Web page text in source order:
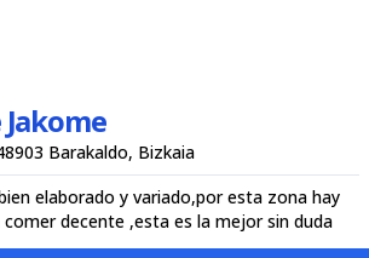
Barakaldo, Bizkaia
elaborado y variado,por esta zona hay
decente ,esta es la mejor sin duda